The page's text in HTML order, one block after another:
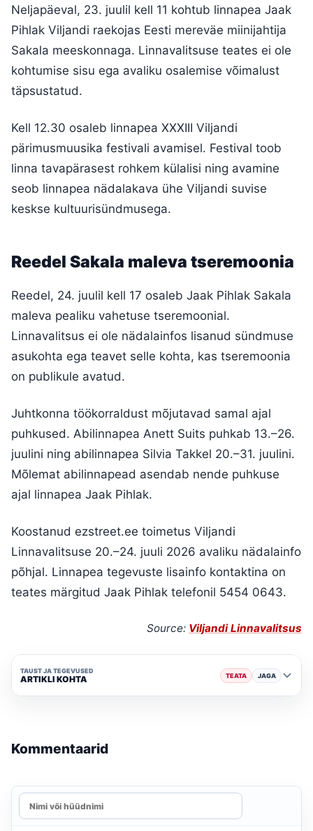
Neljapäeval, 23. juulil kell 11 kohtub linnapea Jaak
Pihlak Viljandi raekojas Eesti mereväe miinijahtija
Sakala meeskonnaga. Linnavalitsuse teates ei ole
kohtumise sisu ega avaliku osalemise võimalust
täpsustatud.
Kell 12.30 osaleb linnapea XXXIII Viljandi
pärimusmuusika festivali avamisel. Festival toob
linna tavapärasest rohkem külalisi ning avamine
seob linnapea nädalakava ühe Viljandi suvise
keskse kultuurisündmusega.
Reedel Sakala maleva tseremoonia
Reedel, 24. juulil kell 17 osaleb Jaak Pihlak Sakala
maleva pealiku vahetuse tseremoonial.
Linnavalitsus ei ole nädalainfos lisanud sündmuse
asukohta ega teavet selle kohta, kas tseremoonia
on publikule avatud.
Juhtkonna töökorraldust mõjutavad samal ajal
puhkused. Abilinnapea Anett Suits puhkab 13.–26.
juulini ning abilinnapea Silvia Takkel 20.–31. juulini.
Mõlemat abilinnapead asendab nende puhkuse
ajal linnapea Jaak Pihlak.
Koostanud ezstreet.ee toimetus Viljandi
Linnavalitsuse 20.–24. juuli 2026 avaliku nädalainfo
põhjal. Linnapea tegevuste lisainfo kontaktina on
teates märgitud Jaak Pihlak telefonil 5454 0643.
Source: Viljandi Linnavalitsus
TAUST JA TEGEVUSED
ARTIKLI KOHTA TEATA JAGA
Kommentaarid